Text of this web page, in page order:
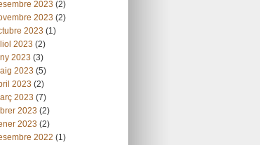
2023 (2)
2023 (2)
2023 (1)
2023 (2)
2023 (3)
2023 (5)
2023 (2)
2023 (7)
2023 (2)
2023 (2)
2022 (1)